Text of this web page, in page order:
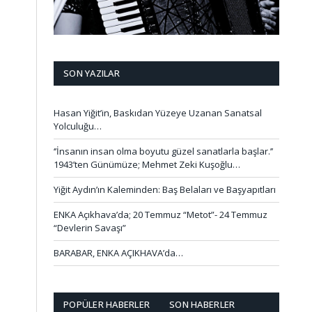
SON YAZILAR
Hasan Yiğit’in, Baskıdan Yüzeye Uzanan Sanatsal
Yolculuğu…
‘’İnsanın insan olma boyutu güzel sanatlarla başlar.’’
1943’ten Günümüze; Mehmet Zeki Kuşoğlu…
Yiğit Aydın’ın Kaleminden: Baş Belaları ve Başyapıtları
ENKA Açıkhava’da; 20 Temmuz “Metot”- 24 Temmuz
“Devlerin Savaşı”
BARABAR, ENKA AÇIKHAVA’da…
POPÜLER HABERLER SON HABERLER